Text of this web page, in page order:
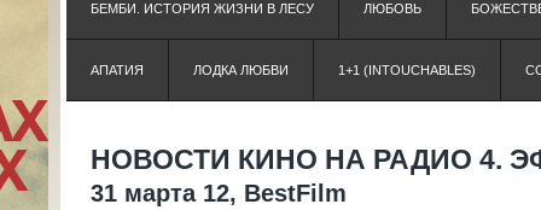
БЕМБИ. ИСТОРИЯ ЖИЗНИ В ЛЕСУ ЛЮБОВЬ
АПАТИЯ ЛОДКА ЛЮБВИ 1+1 (INTOUCHABLES)
НОВОСТИ КИНО НА РАДИО 4.
31 марта 12, BestFilm